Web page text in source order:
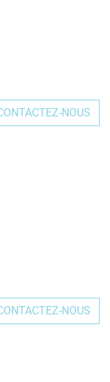
NOUS
NOUS